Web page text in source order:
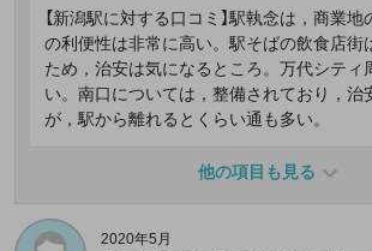
【新潟駅に対する口コミ】駅執念は，商業
の利便性は非常に高い。駅そばの飲食店街
ため，治安は気になるところ。万代シティ
い。南口については，整備されており，治
が，駅から離れるとくらい通も多い。
他の項目も見る
2020年5月